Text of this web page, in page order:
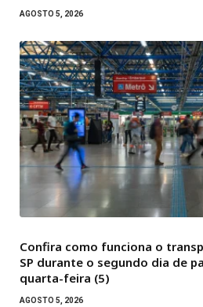
AGOSTO 5, 2026
Confira como funciona o
SP durante o segundo dia de
quarta-feira (5)
AGOSTO 5, 2026